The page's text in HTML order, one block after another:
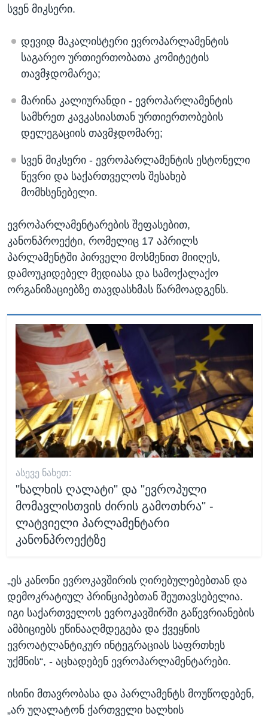
სვენ მიკსერი.
დევიდ მაკალისტერი ევროპარლამენტის
საგარეო ურთიერთობათა კომიტეტის
თავმჯდომარეა;
მარინა კალიურანდი - ევროპარლამენტის
სამხრეთ კავკასიასთან ურთიერთობების
დელეგაციის თავმჯდომარე;
სვენ მიკსერი - ევროპარლამენტის ესტონელი
წევრი და საქართველოს შესახებ
მომხსენებელი.
ევროპარლამენტარების შეფასებით,
კანონპროექტი, რომელიც 17 აპრილს
პარლამენტში პირველი მოსმენით მიიღეს,
დამოუკიდებელ მედიასა და სამოქალაქო
ორგანიზაციებზე თავდასხმას წარმოადგენს.
ᲐᲡᲔᲕᲔ ᲜᲐᲮᲔᲗ:
"ხალხის ღალატი" და "ევროპული
მომავლისთვის ძირის გამოთხრა" -
ლატვიელი პარლამენტარი
კანონპროექტზე
„ეს კანონი ევროკავშირის ღირებულებებთან და
დემოკრატიულ პრინციპებთან შეუთავსებელია.
იგი საქართველოს ევროკავშირში გაწევრიანების
ამბიციებს ეწინააღმდეგება და ქვეყნის
ევროატლანტიკურ ინტეგრაციას საფრთხეს
უქმნის“, - აცხადებენ ევროპარლამენტარები.
ისინი მთავრობასა და პარლამენტს მოუწოდებენ,
„არ უღალატონ ქართველი ხალხის